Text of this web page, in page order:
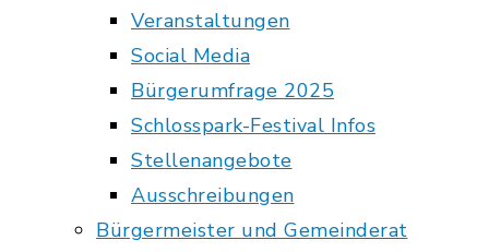
Veranstaltungen
Social Media
Bürgerumfrage 2025
Schlosspark-Festival Infos
Stellenangebote
Ausschreibungen
Bürgermeister und Gemeinderat